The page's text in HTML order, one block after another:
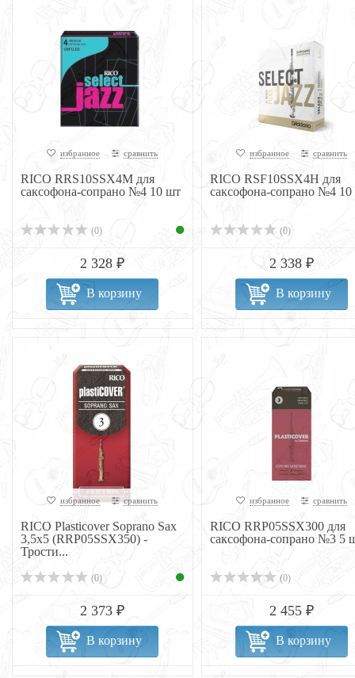
избранное сравнить
RICO RRS10SSX4M для
саксофона-сопрано №4 10 шт
(0)
2 328 ₽
В корзину
избранное сравнить
RICO RSF10SSX4H для
саксофона-сопрано №4
(0)
2 338 ₽
В корзину
избранное сравнить
RICO Plasticover Soprano Sax
3,5x5 (RRP05SSX350) -
Трости...
(0)
2 373 ₽
В корзину
избранное сравнить
RICO RRP05SSX300 для
саксофона-сопрано №3 5
(0)
2 455 ₽
В корзину